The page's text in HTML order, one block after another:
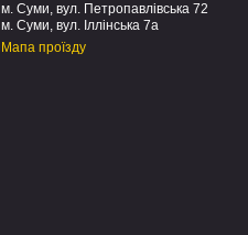
м. Суми, вул. Петропавлівська 72
м. Суми, вул. Іллінська 7а
Мапа проїзду